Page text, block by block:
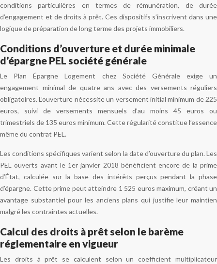
conditions particulières en termes de rémunération, de durée
d’engagement et de droits à prêt. Ces dispositifs s’inscrivent dans une
logique de préparation de long terme des projets immobiliers.
Conditions d’ouverture et durée minimale
d’épargne PEL société générale
Le Plan Épargne Logement chez Société Générale exige un
engagement minimal de quatre ans avec des versements réguliers
obligatoires. L’ouverture nécessite un versement initial minimum de 225
euros, suivi de versements mensuels d’au moins 45 euros ou
trimestriels de 135 euros minimum. Cette régularité constitue l’essence
même du contrat PEL.
Les conditions spécifiques varient selon la date d’ouverture du plan. Les
PEL ouverts avant le 1er janvier 2018 bénéficient encore de la prime
d’État, calculée sur la base des intérêts perçus pendant la phase
d’épargne. Cette prime peut atteindre 1 525 euros maximum, créant un
avantage substantiel pour les anciens plans qui justifie leur maintien
malgré les contraintes actuelles.
Calcul des droits à prêt selon le barème
réglementaire en vigueur
Les droits à prêt se calculent selon un coefficient multiplicateur